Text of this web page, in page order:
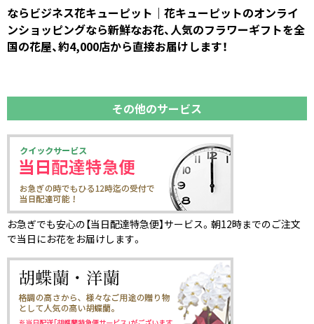
ならビジネス花キューピット｜花キューピットのオンライ
ンショッピングなら新鮮なお花、人気のフラワーギフトを全
国の花屋、約4,000店から直接お届けします！
その他のサービス
お急ぎでも安心の【当日配達特急便】サービス。朝12時までのご注文
で当日にお花をお届けします。